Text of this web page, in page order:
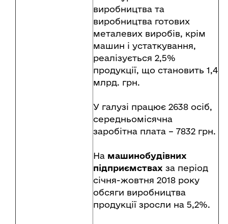
виробництва та
виробництва готових
металевих виробів, крім
машин і устаткування,
реалізується 2,5%
продукції, що становить 1,4
млрд. грн.
У галузі працює 2638 осіб,
середньомісячна
заробітна плата – 7832 грн.
На машинобудівних
підприємствах за період
січня-жовтня 2018 року
обсяги виробництва
продукції зросли на 5,2%.